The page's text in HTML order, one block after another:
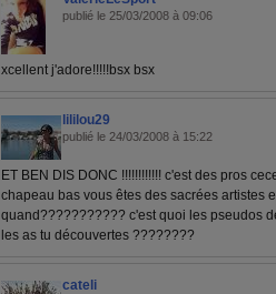
publié le 25/03/2008 à 09:06
xcellent j'adore!!!!!bsx bsx
lililou29
publié le 24/03/2008 à 15:22
ET BEN DIS DONC !!!!!!!!!!!! c'est des pros
chapeau bas vous êtes des sacrées artistes
quand??????????? c'est quoi les pseudos
les as tu découvertes ????????
cateli